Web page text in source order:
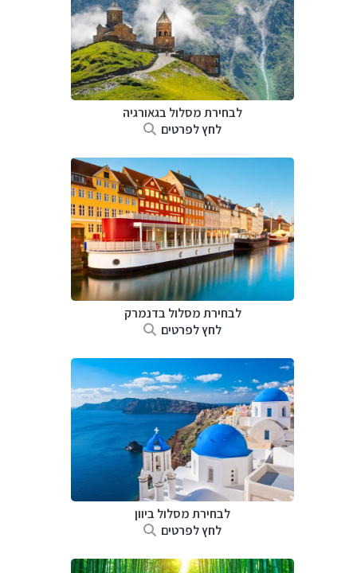
לבחירת מסלול בגאורגיה
לחץ לפרטים
לבחירת מסלול בדנמרק
לחץ לפרטים
לבחירת מסלול ביוון
לחץ לפרטים